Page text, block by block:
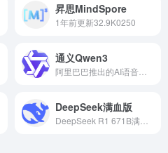
昇思MindSpore
1年前更新32.9K0250
通义Qwen3
DeepSeek满血版